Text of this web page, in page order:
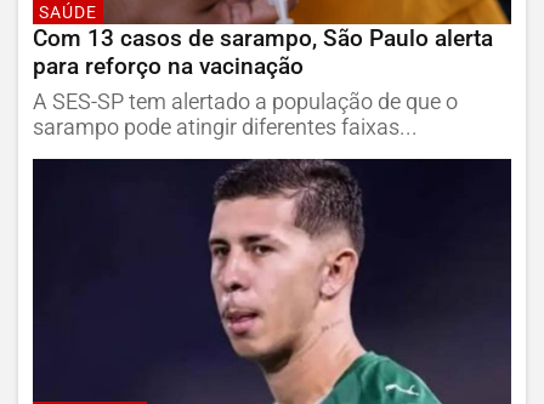
SAÚDE
Com 13 casos de sarampo, São Paulo alerta
para reforço na vacinação
A SES-SP tem alertado a população de que o
sarampo pode atingir diferentes faixas...